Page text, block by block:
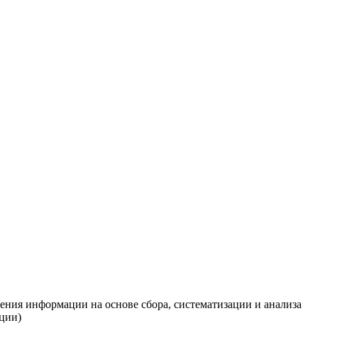
информации на основе сбора, систематизации и анализа